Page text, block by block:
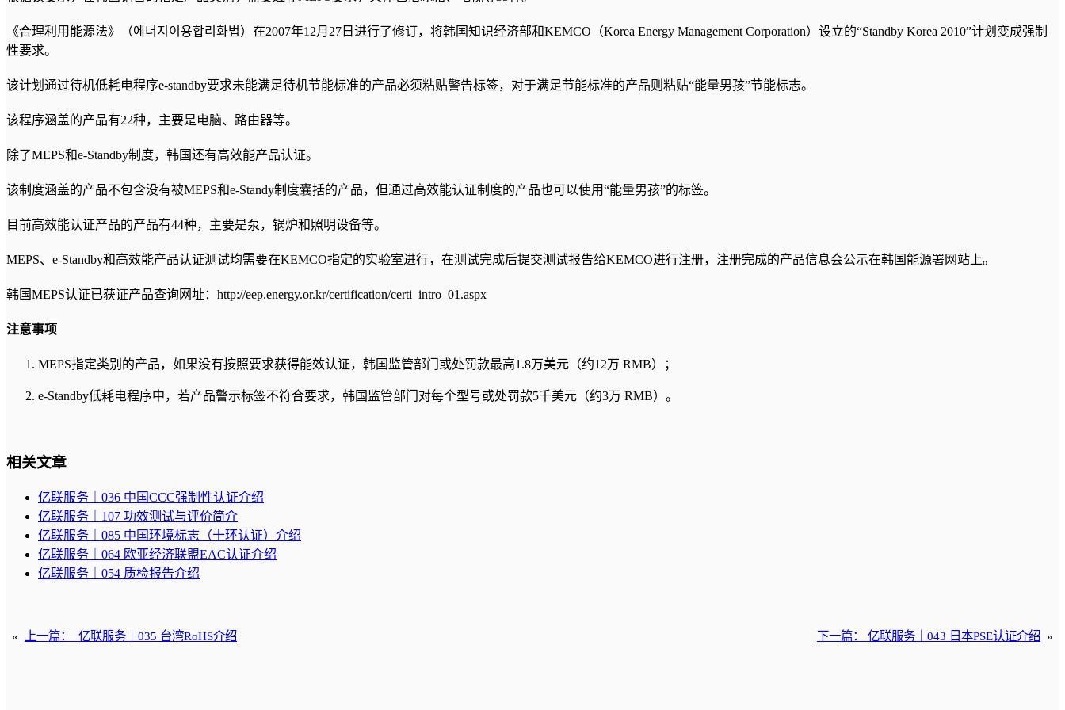
《合理利用能源法》（에너지이용합리화법）在2007年12月27日进行了修订，将韩国知识经济部和KEMCO（Korea Energy Management Corporation）设立的“Standby Korea 2010”计划变成强制
性要求。
该计划通过待机低耗电程序e-standby要求未能满足待机节能标准的产品必须粘贴警告标签，对于满足节能标准的产品则粘贴“能量男孩”节能标志。
该程序涵盖的产品有22种，主要是电脑、路由器等。
除了MEPS和e-Standby制度，韩国还有高效能产品认证。
该制度涵盖的产品不包含没有被MEPS和e-Standy制度囊括的产品，但通过高效能认证制度的产品也可以使用“能量男孩”的标签。
目前高效能认证产品的产品有44种，主要是泵，锅炉和照明设备等。
MEPS、e-Standby和高效能产品认证测试均需要在KEMCO指定的实验室进行，在测试完成后提交测试报告给KEMCO进行注册，注册完成的产品信息会公示在韩国能源署网站上。
韩国MEPS认证已获证产品查询网址：http://eep.energy.or.kr/certification/certi_intro_01.aspx
注意事项
MEPS指定类别的产品，如果没有按照要求获得能效认证，韩国监管部门或处罚款最高1.8万美元（约12万 RMB）；
e-Standby低耗电程序中，若产品警示标签不符合要求，韩国监管部门对每个型号或处罚款5千美元（约3万 RMB）。
相关文章
亿联服务｜036 中国CCC强制性认证介绍
亿联服务｜107 功效测试与评价简介
亿联服务｜085 中国环境标志（十环认证）介绍
亿联服务｜064 欧亚经济联盟EAC认证介绍
亿联服务｜054 质检报告介绍
« 上一篇： 亿联服务｜035 台湾RoHS介绍 下一篇： 亿联服务｜043 日本PSE认证介绍 »